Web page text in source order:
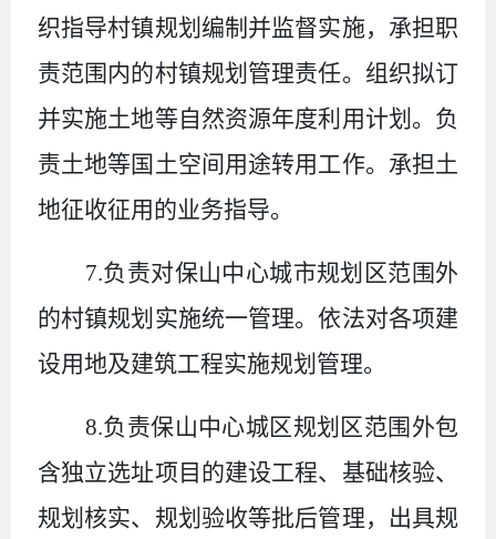
织指导村镇规划编制并监督实施，承担职
责范围内的村镇规划管理责任。组织拟订
并实施土地等自然资源年度利用计划。负
责土地等国土空间用途转用工作。承担土
地征收征用的业务指导。
7.负责对保山中心城市规划区范围外
的村镇规划实施统一管理。依法对各项建
设用地及建筑工程实施规划管理。
8.负责保山中心城区规划区范围外包
含独立选址项目的建设工程、基础核验、
规划核实、规划验收等批后管理，出具规